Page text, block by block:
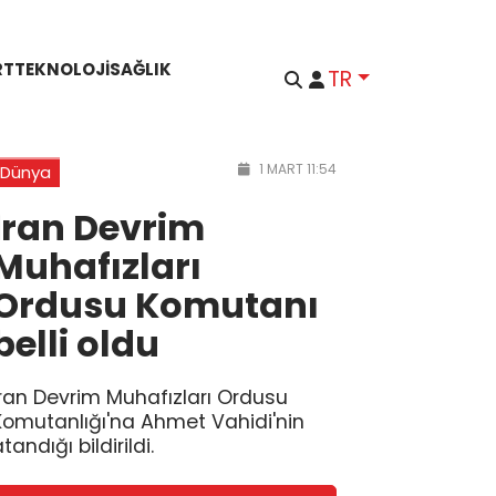
TEKNOLOJISAĞLIK
TR
Dünya 1 MART 11:54
Devrim
Komutanı
oldu
Devrim Muhafızları Ordusu
Ahmet Vahidi'nin
bildirildi.